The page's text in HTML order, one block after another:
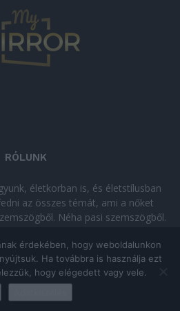
RÓLUNK
életkorban is, és életstílusban
az összes témát, ami a nőket
Néha pasi szemszögből.
vágysz!
ADATKEZELÉSI TÁJÉKOZTATÓ
Impresszum
érdekében, hogy weboldalunkon
Ha továbbra is használja ezt
hogy elégedett vagy vele.